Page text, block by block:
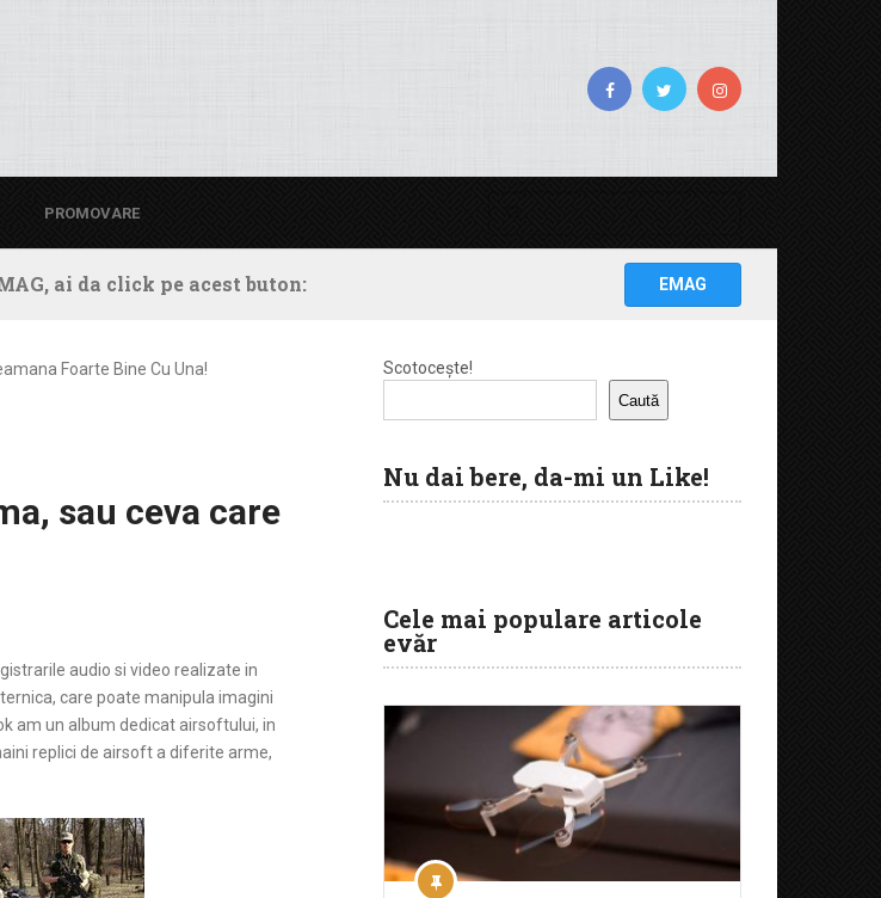
PROMOVARE
ai da click pe acest buton: EMAG
Foarte Bine Cu Una!
sau ceva care
audio si video realizate in
care poate manipula imagini
am un album dedicat airsoftului, in
replici de airsoft a diferite arme,
Scotocește!
Caută
Nu dai bere, da-mi un Like!
Cele mai populare articole
evăr